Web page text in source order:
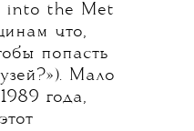
into the Met
что,
попасть
Мало
года,